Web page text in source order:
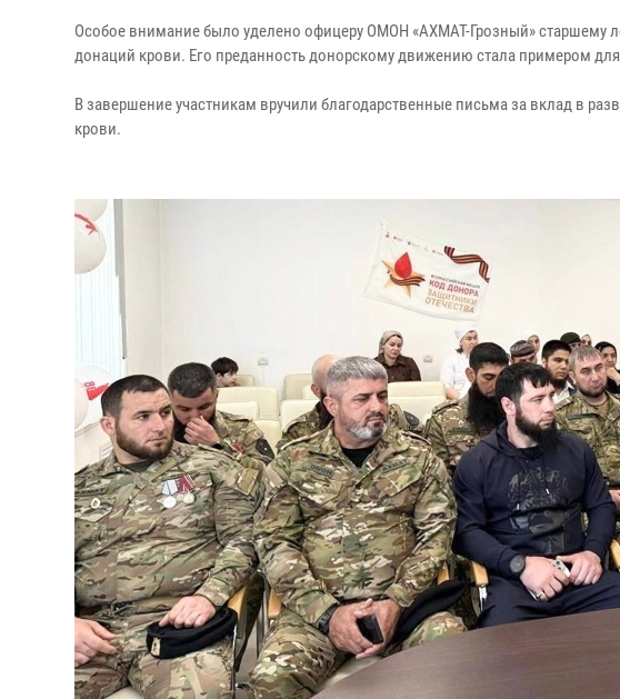
Особое внимание было уделено офицеру ОМОН «АХМАТ-Грозный» старшему
донаций крови. Его преданность донорскому движению стала примером
В завершение участникам вручили благодарственные письма за вклад в
крови.